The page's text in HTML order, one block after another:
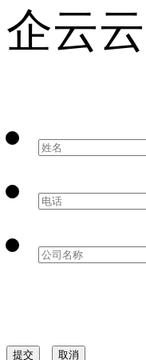
企云
提交 取消